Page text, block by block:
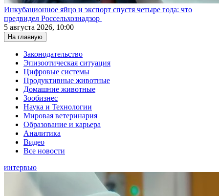
Инкубационное яйцо и экспорт спустя четыре года: что
предвидел Россельхознадзор
5 августа 2026, 10:00
На главную
Законодательство
Эпизоотическая ситуация
Цифровые системы
Продуктивные животные
Домашние животные
Зообизнес
Наука и Технологии
Мировая ветеринария
Образование и карьера
Аналитика
Видео
Все новости
интервью